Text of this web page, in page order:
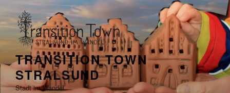
Inhalt
springen
TRANSITION TOWN
STRALSUND
Stadt im Wandel